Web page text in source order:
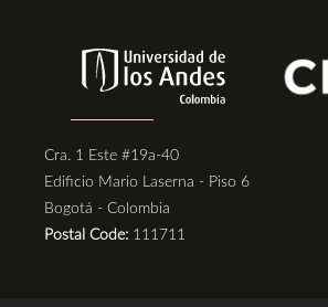
Cra. 1 Este #19a-40
Edificio Mario Laserna - Piso 6
Bogotá - Colombia
Postal Code: 111711